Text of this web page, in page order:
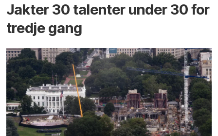
Jakter 30 talenter under 30 for
tredje gang